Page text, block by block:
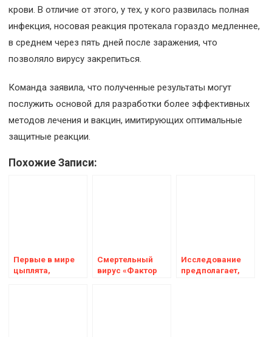
крови. В отличие от этого, у тех, у кого развилась полная
инфекция, носовая реакция протекала гораздо медленнее,
в среднем через пять дней после заражения, что
позволяло вирусу закрепиться.
Команда заявила, что полученные результаты могут
послужить основой для разработки более эффективных
методов лечения и вакцин, имитирующих оптимальные
защитные реакции.
Похожие Записи:
Первые в мире
цыплята,
Смертельный
вирус «Фактор
Исследование
предполагает,